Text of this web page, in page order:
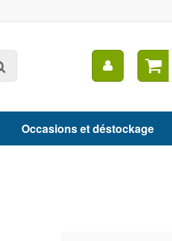
Mon
compte
Occasions et déstockage